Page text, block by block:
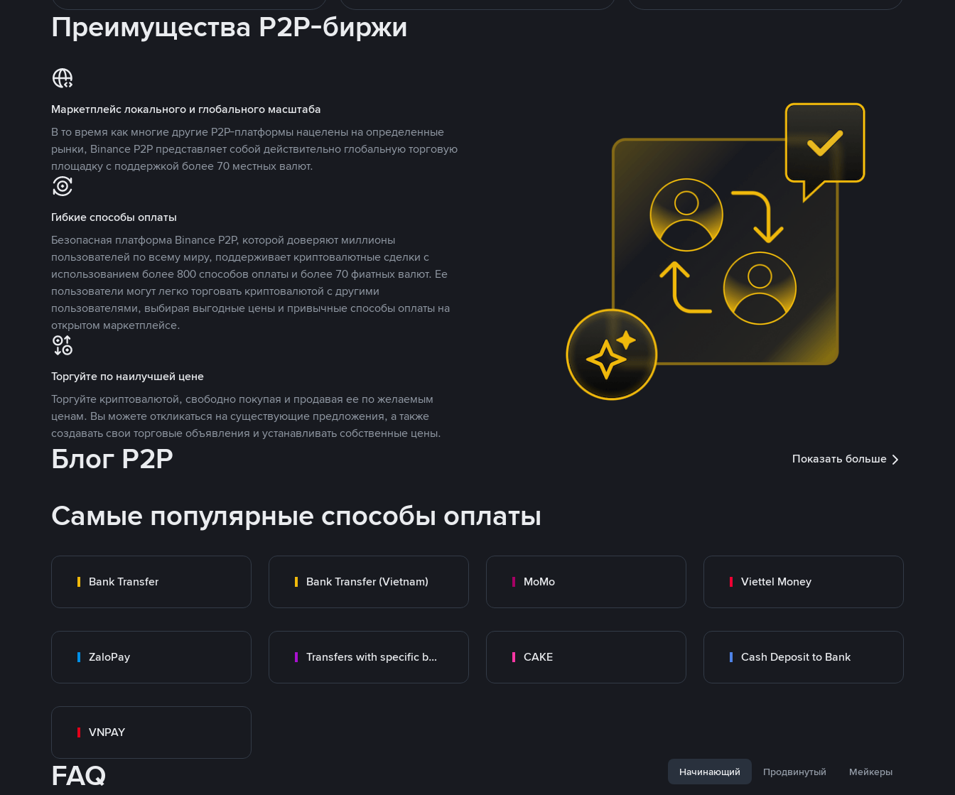
Преимущества P2P-биржи
Маркетплейс локального и глобального масштаба
В то время как многие другие P2P-платформы нацелены на определенные
рынки, Binance P2P представляет собой действительно глобальную торговую
площадку с поддержкой более 70 местных валют.
Гибкие способы оплаты
Безопасная платформа Binance P2P, которой доверяют миллионы
пользователей по всему миру, поддерживает криптовалютные сделки с
использованием более 800 способов оплаты и более 70 фиатных валют. Ее
пользователи могут легко торговать криптовалютой с другими
пользователями, выбирая выгодные цены и привычные способы оплаты на
открытом маркетплейсе.
Торгуйте по наилучшей цене
Торгуйте криптовалютой, свободно покупая и продавая ее по желаемым
ценам. Вы можете откликаться на существующие предложения, а также
создавать свои торговые объявления и устанавливать собственные цены.
Блог P2P Показать больше
Самые популярные способы оплаты
Bank Transfer Bank Transfer (Vietnam) MoMo Viettel Money
ZaloPay Transfers with specific bank CAKE Cash Deposit to Bank
VNPAY
FAQ Начинающий Продвинутый Мейкеры